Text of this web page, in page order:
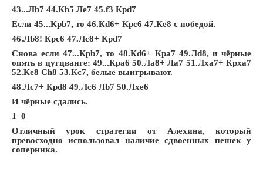
43...Лb7 44.Кb5 Лe7 45.f3 Крd7
Если 45...Крb7, то 46.Кd6+ Крc6 47.Кe8 с победой.
46.Лb8! Крc6 47.Лc8+ Крd7
Снова если 47...Крb7, то 48.Кd6+ Крa7 49.Лd8, и чёрные
опять в цугцванге: 49...Крa6 50.Лa8+ Лa7 51.Лxa7+ Крxa7
52.Кe8 Сh8 53.Кc7, белые выигрывают.
48.Лc7+ Крd8 49.Лc6 Лb7 50.Лxe6
И чёрные сдались.
1–0
Отличный урок стратегии от Алехина, который
превосходно использовал наличие сдвоенных пешек у
соперника.